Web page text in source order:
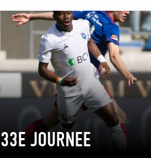
JOURNEE